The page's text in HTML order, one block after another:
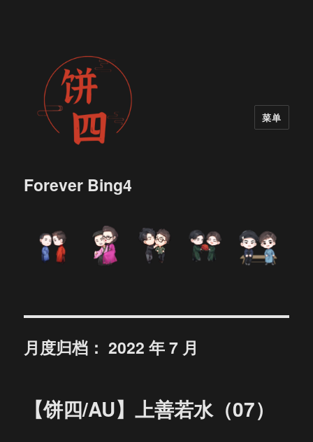
Forever Bing4
菜单
月度归档：2022 年 7 月
【饼四/AU】上善若水（07）